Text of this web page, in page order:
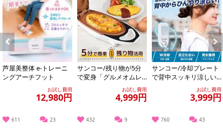
Previous
芦屋美整体 e-トレーニ
ングアーチフット
お試し費用
12,980円
611 23
サンコー/残り物が5分
で変身「グルメオムレ
ツメーカー」/MEAMKL
お試し費用
4,999円
432 9
サンコー/冷却プレート
で背中スッキリ涼しい
「セナクール」 (冷却プ
レート&送風の...
お試し費用
3,999円
760 43
Next